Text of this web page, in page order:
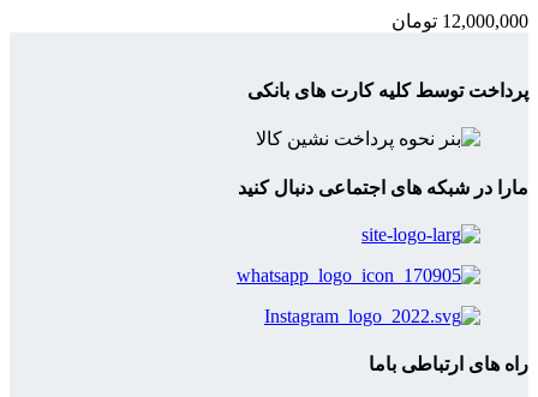
12,000,000 تومان
پرداخت توسط کلیه کارت های بانکی
مارا در شبکه های اجتماعی دنبال کنید
راه های ارتباطی باما